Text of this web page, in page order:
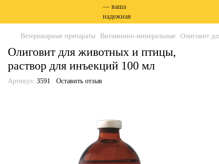
Ветеринарные препараты Витаминно-минеральные Олиговит
Олиговит для животных и птицы,
раствор для инъекций 100 мл
Артикул: 3591 Оставить отзыв